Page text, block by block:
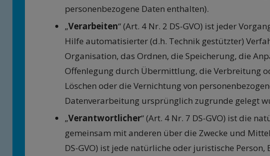
personenbezogene Daten enthalten).
„Verarbeiten“ (Art. 4 Nr. 2 DS-GVO) ist jeder
Hilfe automatisierter (d.h. Technik gestützter)
Organisation, das Ordnen, die Speicherung, die
Offenlegung durch Übermittlung, die Verbreitung
Löschen oder die Vernichtung von
Datenverarbeitung ursprünglich zugrunde gelegt
„Verantwortlicher“ (Art. 4 Nr. 7 DS-GVO) ist die
gemeinsam mit anderen über die Zwecke und
DS-GVO) ist jede natürliche oder juristische